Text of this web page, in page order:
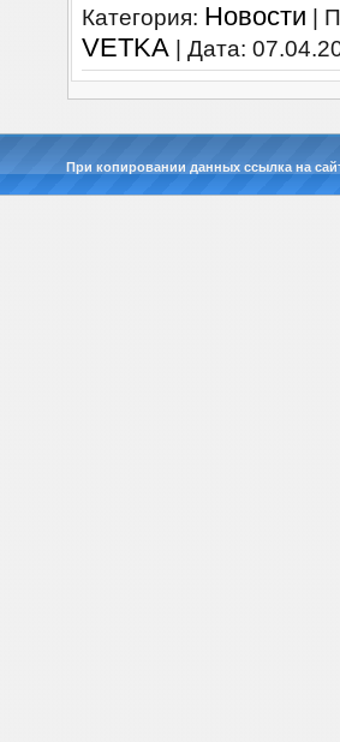
Категория: Новости |
VETKA | Дата:
При копировании данных ссылка на